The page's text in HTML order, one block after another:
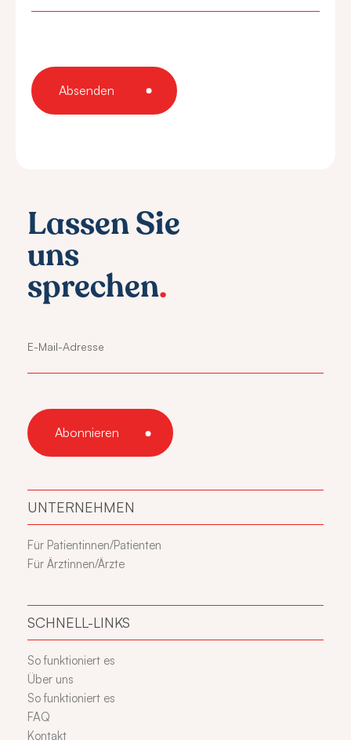
Lassen Sie
uns
sprechen.
UNTERNEHMEN
Für Patientinnen/Patienten
Für Ärztinnen/Ärzte
SCHNELL-LINKS
So funktioniert es
Über uns
So funktioniert es
FAQ
Kontakt